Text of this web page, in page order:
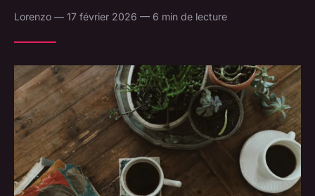
Lorenzo — 17 février 2026 — 6 min de lecture